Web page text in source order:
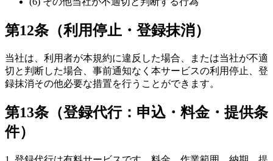
第12条（利用停止・登録抹消）
当社は、利用者が本規約に違反した場合、または当社が不適
切と判断した場合、事前通知なく本サービスの利用停止、登
録抹消その他必要な措置を行うことができます。
第13条（登録代行：申込・料金・提供条
件）